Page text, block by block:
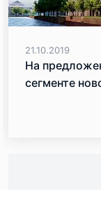
21.10.2019
На
сегменте